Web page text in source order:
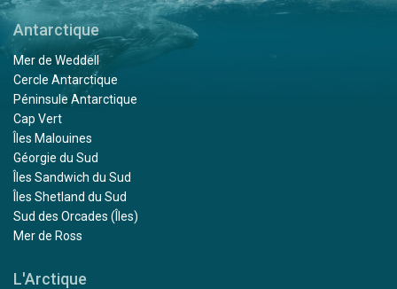
Antarctique
Mer de Weddell
Cercle Antarctique
Péninsule Antarctique
Cap Vert
Îles Malouines
Géorgie du Sud
Îles Sandwich du Sud
Îles Shetland du Sud
Sud des Orcades (Îles)
Mer de Ross
L'Arctique